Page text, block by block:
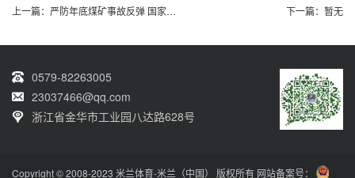
上一篇： 严防年底煤矿事故反弹 国家煤监局召开全国煤矿 下一篇： 暂无
0579-82263005
23037466@qq.com
浙江省金华市工业园八达路628号
Copyright © 2008-2023 米兰体育-米兰（中国） 版权所有 网站备案号：